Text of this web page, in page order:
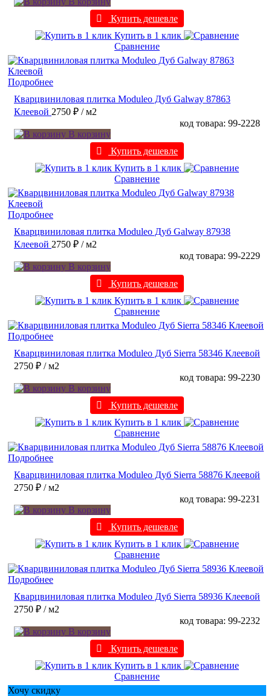
Купить дешевле
Купить в 1 клик
Сравнение
Подробнее
Кварцвиниловая плитка Moduleo Дуб Galway 87863
Клеевой 2750 ₽ / м2
код товара: 99-2228
В корзину
Купить дешевле
Купить в 1 клик
Сравнение
Подробнее
Кварцвиниловая плитка Moduleo Дуб Galway 87938
Клеевой 2750 ₽ / м2
код товара: 99-2229
В корзину
Купить дешевле
Купить в 1 клик
Сравнение
Подробнее
Кварцвиниловая плитка Moduleo Дуб Sierra 58346 Клеевой
2750 ₽ / м2
код товара: 99-2230
В корзину
Купить дешевле
Купить в 1 клик
Сравнение
Подробнее
Кварцвиниловая плитка Moduleo Дуб Sierra 58876 Клеевой
2750 ₽ / м2
код товара: 99-2231
В корзину
Купить дешевле
Купить в 1 клик
Сравнение
Подробнее
Кварцвиниловая плитка Moduleo Дуб Sierra 58936 Клеевой
2750 ₽ / м2
код товара: 99-2232
В корзину
Купить дешевле
Купить в 1 клик
Сравнение
Хочу скидку